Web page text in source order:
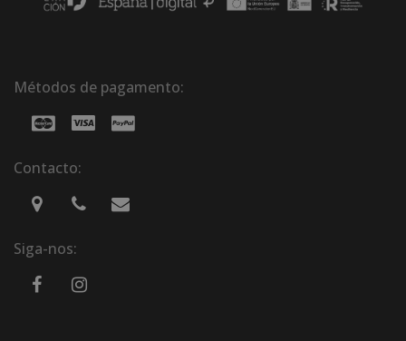
Métodos de pagamento:
Contacto:
Siga-nos: